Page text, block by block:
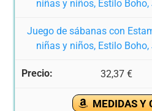
Juego de sábanas con
niñas y niños, Estilo
32,37 €
MEDIDAS Y